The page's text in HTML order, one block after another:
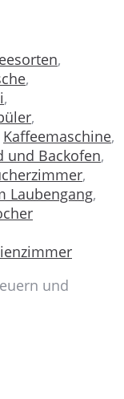
,
,
,
,
Kaffeemaschine,
und Backofen,
,
Laubengang,
und